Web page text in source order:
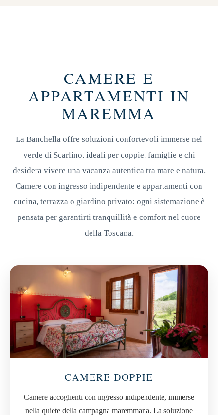
CAMERE E
APPARTAMENTI IN
MAREMMA
La Banchella offre soluzioni confortevoli immerse nel
verde di Scarlino, ideali per coppie, famiglie e chi
desidera vivere una vacanza autentica tra mare e natura.
Camere con ingresso indipendente e appartamenti con
cucina, terrazza o giardino privato: ogni sistemazione è
pensata per garantirti tranquillità e comfort nel cuore
della Toscana.
CAMERE DOPPIE
Camere accoglienti con ingresso indipendente, immerse
nella quiete della campagna maremmana. La soluzione